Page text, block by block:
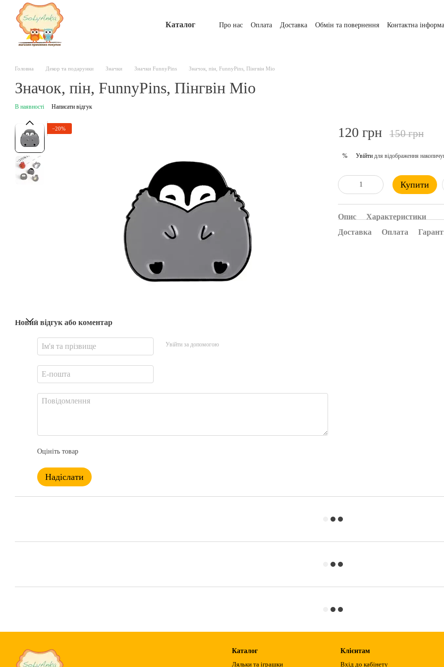
Перейти до основного контенту
Каталог Про нас Оплата Доставка Обмін та повернення Контактна
Головна Декор та подарунки Значки Значки FunnyPins Значок, пін, FunnyPins, Пінгвін Міо
Значок, пін, FunnyPins, Пінгвін Міо
В наявності Написати відгук
−20%
Новий відгук або коментар
Увійти за допомогою
Оцініть товар
Надіслати
120 грн 150 грн
% Увійти для відображення
Купити
Опис
Характеристики
Доставка
Оплата
Каталог
Ляльки та іграшки
Клієнтам
Вхід до кабінету